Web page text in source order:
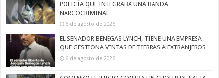
POLICÍA QUE INTEGRABA UNA BANDA
NARCOCRIMINAL
6 de agosto de 2026
EL SENADOR BENEGAS LYNCH, TIENE UNA EMPRESA
QUE GESTIONA VENTAS DE TIERRAS A EXTRANJEROS
6 de agosto de 2026